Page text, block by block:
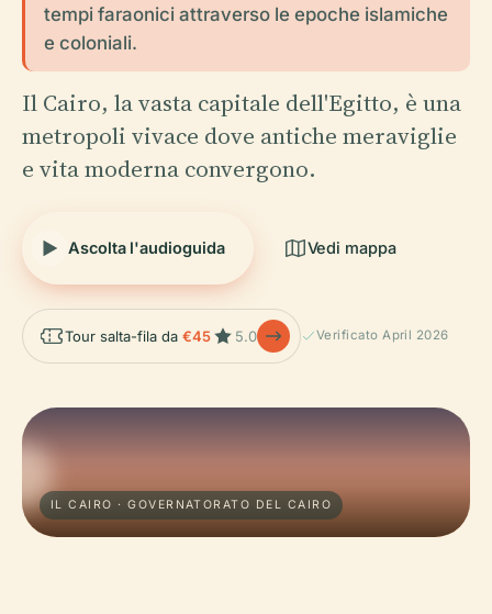
tempi faraonici attraverso le epoche islamiche
e coloniali.
Il Cairo, la vasta capitale dell'Egitto, è una
metropoli vivace dove antiche meraviglie
e vita moderna convergono.
Ascolta l'audioguida Vedi mappa
Tour salta-fila da €45 5.0 Verificato April 2026
IL CAIRO · GOVERNATORATO DEL CAIRO